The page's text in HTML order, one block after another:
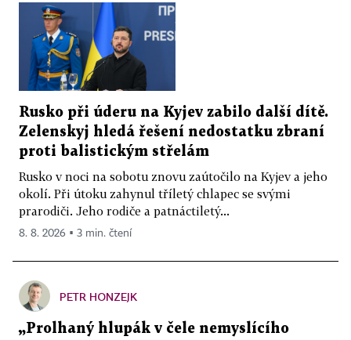
Rusko při úderu na Kyjev zabilo další dítě.
Zelenskyj hledá řešení nedostatku zbraní
proti balistickým střelám
Rusko v noci na sobotu znovu zaútočilo na Kyjev a jeho
okolí. Při útoku zahynul tříletý chlapec se svými
prarodiči. Jeho rodiče a patnáctiletý...
8. 8. 2026 ▪ 3 min. čtení
PETR HONZEJK
„Prolhaný hlupák v čele nemyslícího